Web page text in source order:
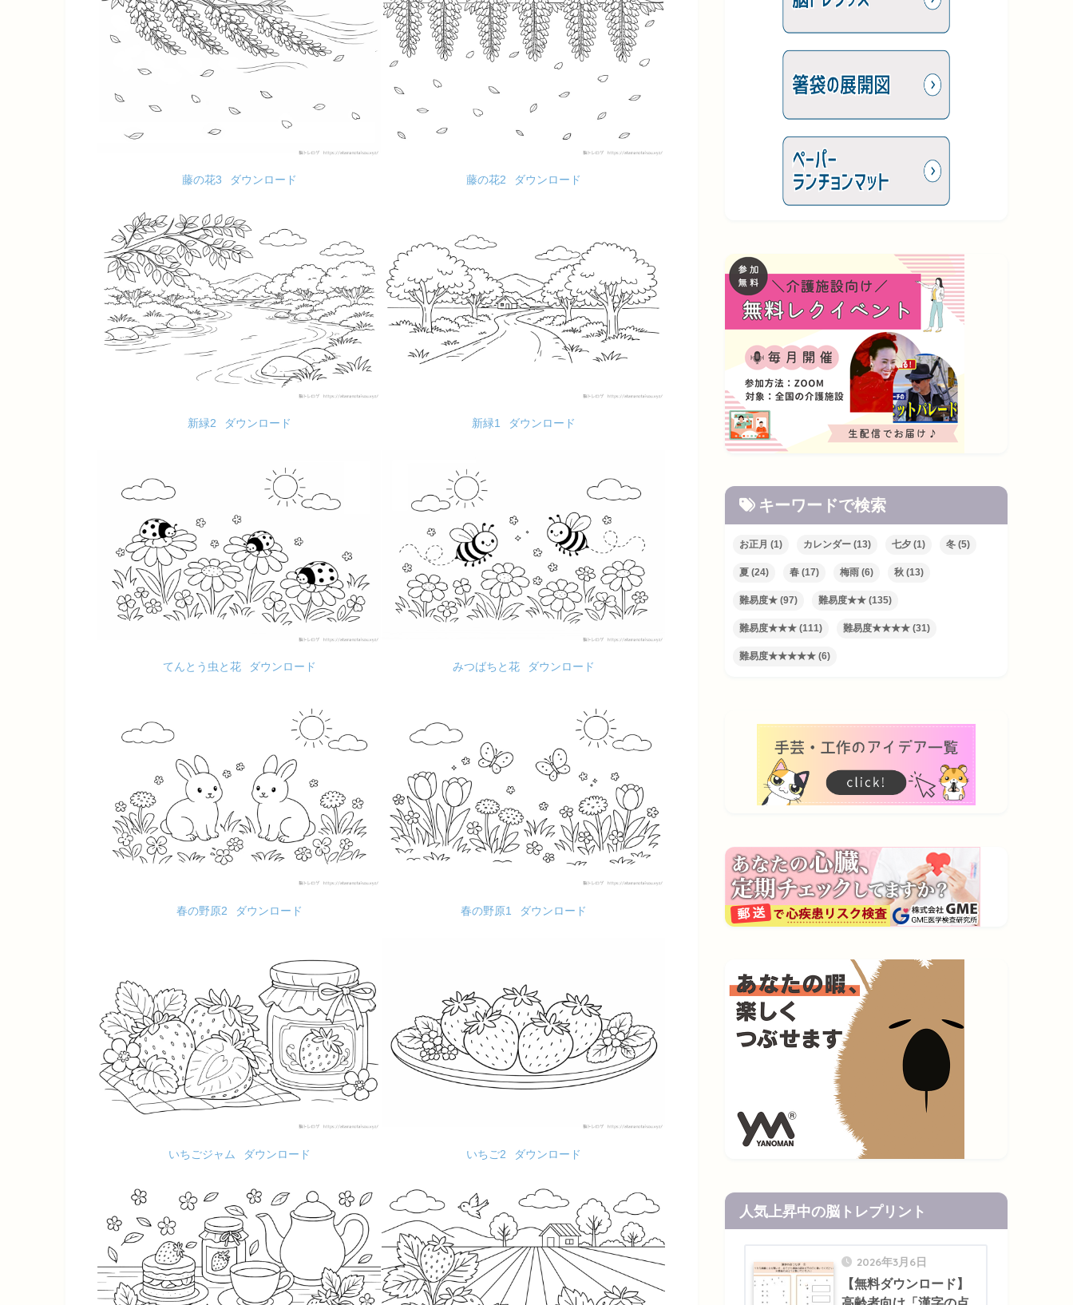
藤の花3 ダウンロード 藤の花2 ダウンロード
新緑2 ダウンロード 新緑1 ダウンロード
てんとう虫と花 ダウンロード みつばちと花 ダウンロード
春の野原2 ダウンロード 春の野原1 ダウンロード
いちごジャム ダウンロード いちご2 ダウンロード
キーワードで検索
お正月 (1) カレンダー (13) 七夕 (1) 冬 (5)
夏 (24) 春 (17) 梅雨 (6) 秋 (13)
難易度★ (97) 難易度★★ (135)
難易度★★★ (111) 難易度★★★★ (31)
難易度★★★★★ (6)
人気上昇中の脳トレプリント
2026年3月6日
【無料ダウンロード】